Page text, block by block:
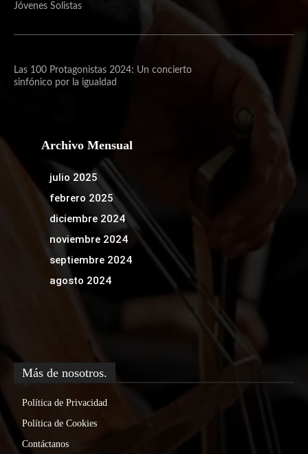
Jóvenes Solistas
Las 100 Protagonistas 2024: Un concierto
sinfónico por la igualdad
Archivo Mensual
julio 2025
febrero 2025
diciembre 2024
noviembre 2024
septiembre 2024
agosto 2024
Más de nosotros.
Política de Privacidad
Política de Cookies
Contáctanos